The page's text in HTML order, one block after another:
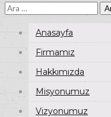
Arama:
Anasayfa
Firmamız
Hakkımızda
Misyonumuz
Vizyonumuz